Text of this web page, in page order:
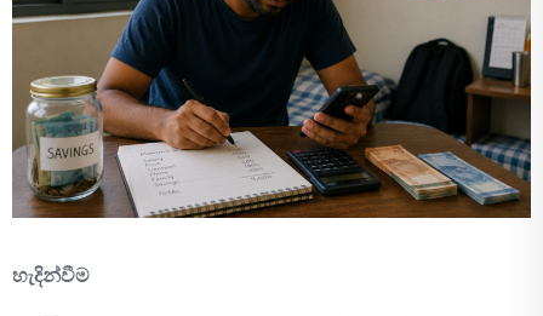
හැදින්වීම